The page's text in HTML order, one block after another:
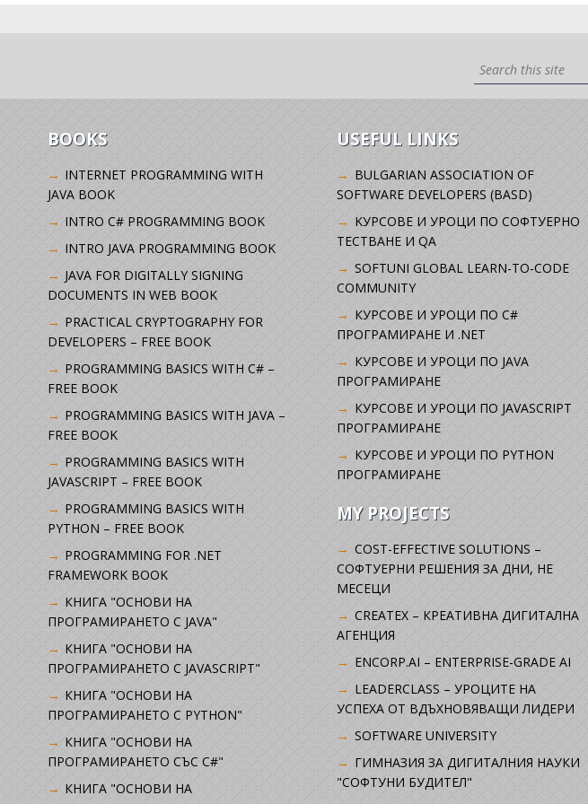
BOOKS
INTERNET PROGRAMMING WITH
JAVA BOOK
INTRO C# PROGRAMMING BOOK
INTRO JAVA PROGRAMMING BOOK
JAVA FOR DIGITALLY SIGNING
DOCUMENTS IN WEB BOOK
PRACTICAL CRYPTOGRAPHY FOR
DEVELOPERS – FREE BOOK
PROGRAMMING BASICS WITH C# –
FREE BOOK
PROGRAMMING BASICS WITH JAVA –
FREE BOOK
PROGRAMMING BASICS WITH
JAVASCRIPT – FREE BOOK
PROGRAMMING BASICS WITH
PYTHON – FREE BOOK
PROGRAMMING FOR .NET
FRAMEWORK BOOK
КНИГА "ОСНОВИ НА
ПРОГРАМИРАНЕТО С JAVA"
КНИГА "ОСНОВИ НА
ПРОГРАМИРАНЕТО С JAVASCRIPT"
КНИГА "ОСНОВИ НА
ПРОГРАМИРАНЕТО С PYTHON"
КНИГА "ОСНОВИ НА
ПРОГРАМИРАНЕТО СЪС C#"
КНИГА "ОСНОВИ НА
USEFUL LINKS
BULGARIAN ASSOCIATION OF
SOFTWARE DEVELOPERS (BASD)
KУРСОВЕ И УРОЦИ ПО СОФТУЕРНО
ТЕСТВАНЕ И QA
SOFTUNI GLOBAL LEARN-TO-CODE
COMMUNITY
КУРСОВЕ И УРОЦИ ПО C#
ПРОГРАМИРАНЕ И .NET
КУРСОВЕ И УРОЦИ ПО JAVA
ПРОГРАМИРАНЕ
КУРСОВЕ И УРОЦИ ПО JAVASCRIPT
ПРОГРАМИРАНЕ
КУРСОВЕ И УРОЦИ ПО PYTHON
ПРОГРАМИРАНЕ
MY PROJECTS
COST-EFFECTIVE SOLUTIONS –
СОФТУЕРНИ РЕШЕНИЯ ЗА ДНИ, НЕ
МЕСЕЦИ
CREATEX – КРЕАТИВНА ДИГИТАЛНА
АГЕНЦИЯ
ENCORP.AI – ENTERPRISE-GRADE AI
LEADERCLASS – УРОЦИТЕ НА
УСПЕХА ОТ ВДЪХНОВЯВАЩИ ЛИДЕРИ
SOFTWARE UNIVERSITY
ГИМНАЗИЯ ЗА ДИГИТАЛНИЯ НАУКИ
"СОФТУНИ БУДИТЕЛ"